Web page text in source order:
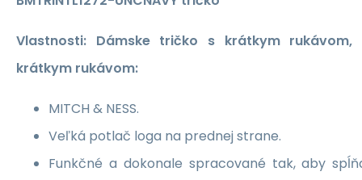
Vlastnosti: Dámske tričko s krátkym
krátkym rukávom:
MITCH & NESS.
Veľká potlač loga na prednej strane.
Funkčné a dokonale spracované tak, aby